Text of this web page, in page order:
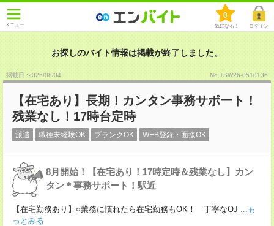
メニュー
0
気になる！ ログイン
お探しのバイト情報は掲載が終了しました。
掲載日 :2026/08/04 No.TSW26-0510136
【在宅あり】長期！カンタン事務サポート！
残業なし！17時台定時
派遣 職種未経験OK ブランクOK WEB登録・面接OK
8月開始！【在宅あり！17時定時＆残業なし】カン
タン＊事務サポート！駅近
【在宅勤務あり】○業務に慣れたら在宅勤務もOK！ 丁寧なOJ ...も
っとみる